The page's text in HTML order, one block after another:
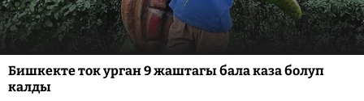
Бишкекте ток урган 9 жаштагы бала каза болуп
калды